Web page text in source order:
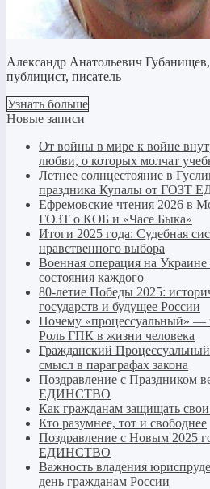
Александр Анатольевич
публицист, писатель
Узнать больше
Новые записи
От войны в мире к войне
любви, о которых молчат
Летнее солнцестояние в
праздника Купалы от ГОЗТ
Ефремовские чтения 2026 в
ГОЗТ о КОБ и «Часе Быка»
Итоги 2025 года: Судебная
нравственного выбора
Военная операция на
состояния каждого
80-летие Победы 2025:
государств и будущее России
Почему «процессуальный» —
Роль ГПК в жизни человека
Гражданский
смысл в параграфах закона
Поздравление с Праздником
ЕДИНСТВО
Как гражданам защищать свои
Кто разумнее, тот и свободнее
Поздравление с Новым 2025
ЕДИНСТВО
Важность владения
день гражданам России